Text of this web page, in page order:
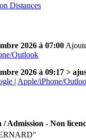
Distances
2026 à 07:00
Outlook
2026 à 09:17 >
| Apple/iPhone/
Admission - Non